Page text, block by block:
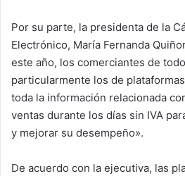
Por su parte, la presidenta de la
Electrónico, María Fernanda
este año, los comerciantes de
particularmente los de
toda la información relacionada
ventas durante los días sin IVA
y mejorar su desempeño».
De acuerdo con la ejecutiva, las